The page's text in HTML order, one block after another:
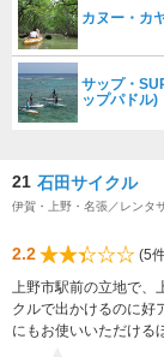
カヌー・カ
サップ・
ップパドル)
21 石田サイクル
伊賀・上野・名張／レンタ
2.2
(5
上野市駅前の立地で
クルで出かけるのに好
にもお使いいただける